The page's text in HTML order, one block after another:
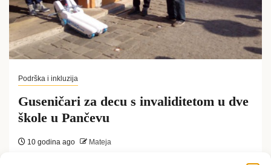
Podrška i inkluzija
Guseničari za decu s invaliditetom u dve
škole u Pančevu
10 godina ago Mateja